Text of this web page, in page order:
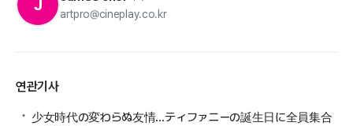
J
artpro@cineplay.co.kr
연관기사
少女時代の変わらぬ友情…ティファニーの誕生日に全員集合